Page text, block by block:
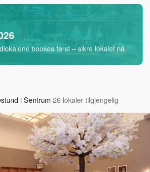
bookes først – sikre lokalet nå.
i Sentrum 26 lokaler tilgjengelig